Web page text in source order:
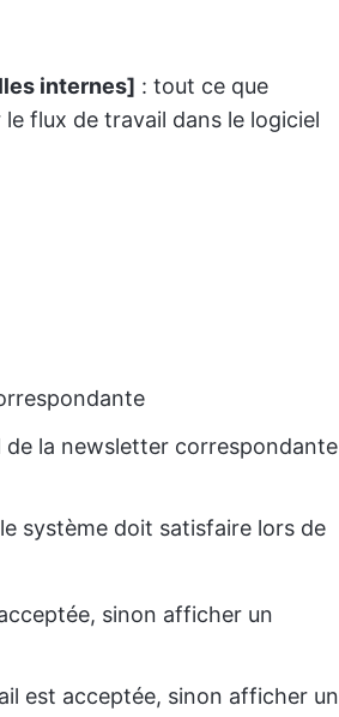
internes] : tout ce que
flux de travail dans le logiciel
de la newsletter correspondante
système doit satisfaire lors de
sinon afficher un
est acceptée, sinon afficher un